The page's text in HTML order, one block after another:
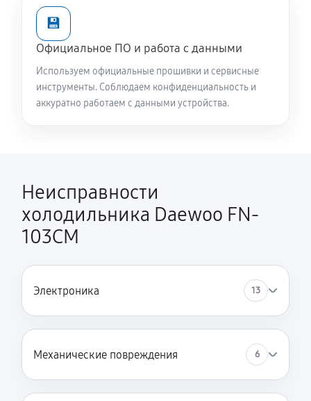
💾
Официальное ПО и работа с данными
Используем официальные прошивки и сервисные
инструменты. Соблюдаем конфиденциальность и
аккуратно работаем с данными устройства.
Неисправности
холодильника Daewoo FN-
103CM
Электроника 13
Механические повреждения 6